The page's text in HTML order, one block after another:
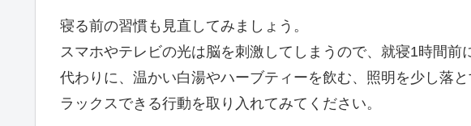
寝る前の習慣も見直してみましょう。
スマホやテレビの光は脳を刺激してしまうので、就寝1時間前
代わりに、温かい白湯やハーブティーを飲む、照明を少し落
ラックスできる行動を取り入れてみてください。